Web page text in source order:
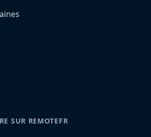
SUR REMOTEFR